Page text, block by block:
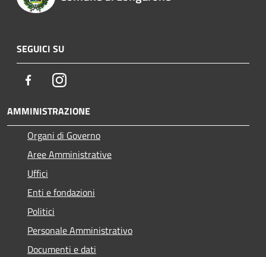
SEGUICI SU
FacebookInstagram
AMMINISTRAZIONE
Organi di Governo
Aree Amministrative
Uffici
Enti e fondazioni
Politici
Personale Amministrativo
Documenti e dati